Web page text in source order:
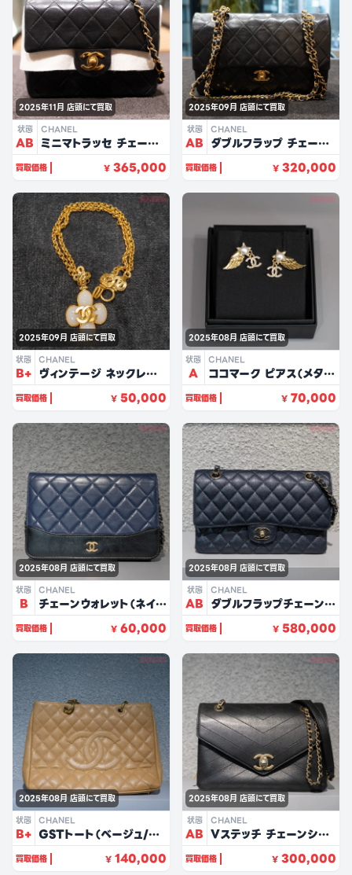
2025年11月 店頭にて買取
状態
AB
CHANEL
ミニマトラッセ チェーン
ショルダー（ブラック/ラ
ムスキン）
買取価格 ¥ 365,000
2025年09月 店頭にて買取
状態
AB
CHANEL
ダブルフラップ チェーン
ショルダー25（ブラック/
ラムスキン）
買取価格 ¥ 320,000
2025年09月 店頭にて買取
状態
B+
CHANEL
ヴィンテージ ネックレス
（GPメッキ）
買取価格 ¥ 50,000
2025年08月店頭にて買取
状態
A
CHANEL
ココマーク ピアス（メタ
ル）
買取価格 ¥ 70,000
2025年08月 店頭にて買取
状態
B
CHANEL
チェーンウォレット（ネイビ
ー/ラムスキン）
買取価格 ¥ 60,000
2025年08月 店頭にて買取
状態
AB
CHANEL
ダブルフラップチェーンシ
ョルダー25（ネイビー/キ
ャビアスキン）
買取価格 ¥ 580,000
2025年08月店頭にて買取
状態
B+
CHANEL
GSTトート（ベージュ/キ
ャビアスキン）
買取価格 ¥ 140,000
2025年08月 店頭にて買取
状態
AB
CHANEL
Vステッチ チェーンショ
ルダーバッグ（ブラック/
カーフ）
買取価格 ¥ 300,000